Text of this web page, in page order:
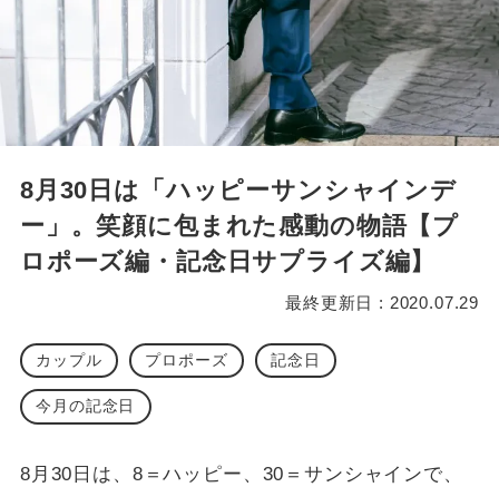
8月30日は「ハッピーサンシャインデ
ー」。笑顔に包まれた感動の物語【プ
ロポーズ編・記念日サプライズ編】
最終更新日 : 2020.07.29
カップル プロポーズ 記念日
今月の記念日
8月30日は、8＝ハッピー、30＝サンシャインで、